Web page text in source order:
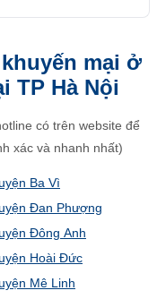
mại ở
TP Hà Nội
có trên website để
xác và nhanh nhất)
Ba Vì
Đan Phượng
Đông Anh
Hoài Đức
Mê Linh